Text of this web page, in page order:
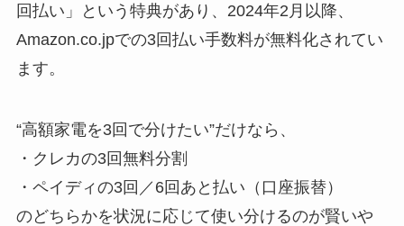
回払い」という特典があり、2024年2月以降、
Amazon.co.jpでの3回払い手数料が無料化されてい
ます。
“高額家電を3回で分けたい”だけなら、
・クレカの3回無料分割
・ペイディの3回／6回あと払い（口座振替）
のどちらかを状況に応じて使い分けるのが賢いや